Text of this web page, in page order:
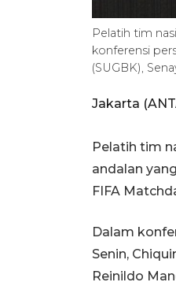
Pelatih tim
konferensi
(SUGBK),
Jakarta
Pelatih tim
andalan
FIFA
Dalam
Senin,
Reinildo